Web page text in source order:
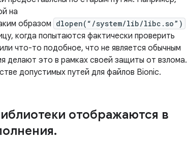
на
образом dlopen(“/system/lib/libc.so”)
когда попытаются фактически проверить
или что-то подобное, что не является обычным
делают это в рамках своей защиты от взлома.
допустимых путей для файлов Bionic.
отображаются в
.